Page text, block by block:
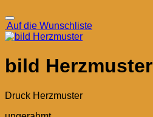
Auf die Wunschliste
bild Herzmuster
Druck Herzmuster